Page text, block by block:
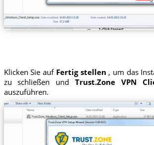
Klicken Sie auf Fertig stellen , um das
zu schließen undTrust.Zone VPN
auszuführen.